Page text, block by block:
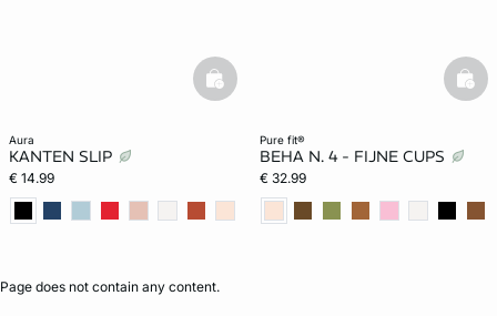
aura
KANTEN SLIP
€ 14.99
basketfull
pure fit®
BEHA N. 4 - FIJNE CUPS
€ 32.99
Page does not contain any content.